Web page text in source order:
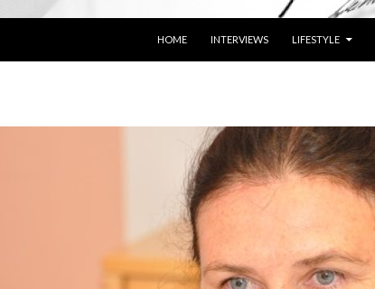
HOME
INTERVIEWS LIFESTYLE